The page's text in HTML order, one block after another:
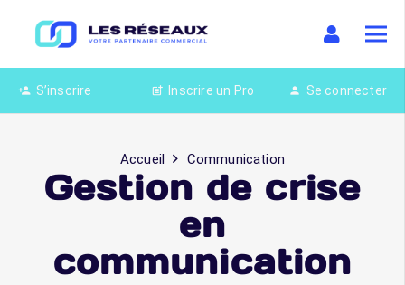
person_add S’inscrire post_add Inscrire un Pro person Se connecter
Accueil Communication
Gestion de crise
en
communication